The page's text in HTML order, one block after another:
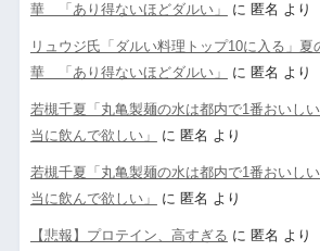
華 「あり得ないほどダルい」
に 匿名 より
リュウジ氏「ダルい料理トップ10に入る」夏
華 「あり得ないほどダルい」
に 匿名 より
若槻千夏「丸亀製麺の水は都内で1番おいし
当に飲んで欲しい」
に 匿名 より
若槻千夏「丸亀製麺の水は都内で1番おいし
当に飲んで欲しい」
に 匿名 より
【悲報】プロテイン、高すぎる に 匿名 より